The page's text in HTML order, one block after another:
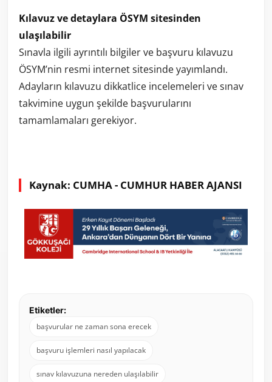
Kılavuz ve detaylara ÖSYM sitesinden
ulaşılabilir
Sınavla ilgili ayrıntılı bilgiler ve başvuru kılavuzu
ÖSYM’nin resmi internet sitesinde yayımlandı.
Adayların kılavuzu dikkatlice incelemeleri ve sınav
takvimine uygun şekilde başvurularını
tamamlamaları gerekiyor.
Kaynak: CUMHA - CUMHUR HABER AJANSI
Etiketler:
başvurular ne zaman sona erecek
başvuru işlemleri nasıl yapılacak
sınav kılavuzuna nereden ulaşılabilir